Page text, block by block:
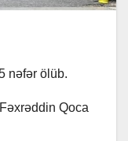
nəfər ölüb.
Qoca